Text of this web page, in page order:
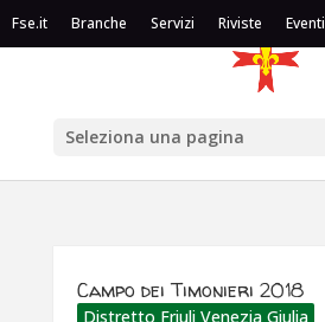
Fse.it Branche Servizi Riviste Eventi
Seleziona una pagina
Campo dei Timonieri 2018
Distretto Friuli Venezia Giulia